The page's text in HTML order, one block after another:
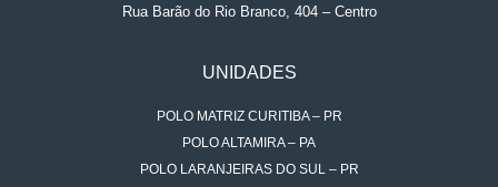
Rua Barão do Rio Branco, 404 – Centro
UNIDADES
POLO MATRIZ CURITIBA – PR
POLO ALTAMIRA – PA
POLO LARANJEIRAS DO SUL – PR